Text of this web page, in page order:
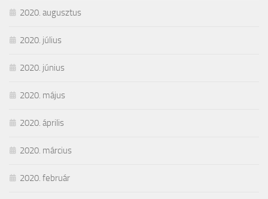
2020. augusztus
2020. július
2020. június
2020. május
2020. április
2020. március
2020. február